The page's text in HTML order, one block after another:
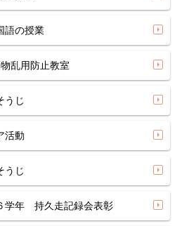
の授業
乱用防止教室
じ
活動
じ
学年 持久走記録会表彰